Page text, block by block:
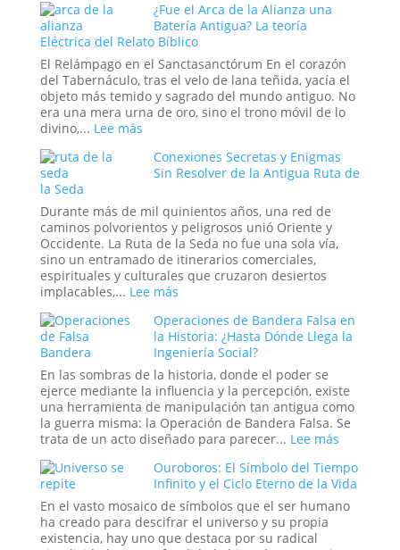
Estadounidense
Efecto
Placebo
en
Masa:
Cuando
la
Fe
la
Realidad
¿Fue el Arca de la Alianza una
Batería Antigua? La teoría
Eléctrica del Relato Bíblico
El Relámpago en el Sanctasanctórum En el corazón
del Tabernáculo, tras el velo de lana teñida, yacía el
objeto más temido y sagrado del mundo antiguo. No
era una mera urna de oro, sino el trono móvil de lo
divino,... Lee más:
Arca
la
Alianza
una
Batería
Antigua?
La
Eléctrica
del
Relato
Bíblico
Conexiones Secretas y Enigmas
Sin Resolver de la Antigua Ruta de
la Seda
Durante más de mil quinientos años, una red de
caminos polvorientos y peligrosos unió Oriente y
Occidente. La Ruta de la Seda no fue una sola vía,
sino un entramado de itinerarios comerciales,
espirituales y culturales que cruzaron desiertos
implacables,... Lee más:
Secretas
y
Enigmas
Sin
Resolver
de
la
Antigua
Ruta
de
la
Seda
Operaciones de Bandera Falsa en
la Historia: ¿Hasta Dónde Llega la
Ingeniería Social?
En las sombras de la historia, donde el poder se
ejerce mediante la influencia y la percepción, existe
una herramienta de manipulación tan antigua como
la guerra misma: la Operación de Bandera Falsa. Se
trata de un acto diseñado para parecer... Lee más:
de
Bandera
Falsa
Ouroboros: El Símbolo del Tiempo
Infinito y el Ciclo Eterno de la Vida
En el vasto mosaico de símbolos que el ser humano
ha creado para descifrar el universo y su propia
existencia, hay uno que destaca por su radical